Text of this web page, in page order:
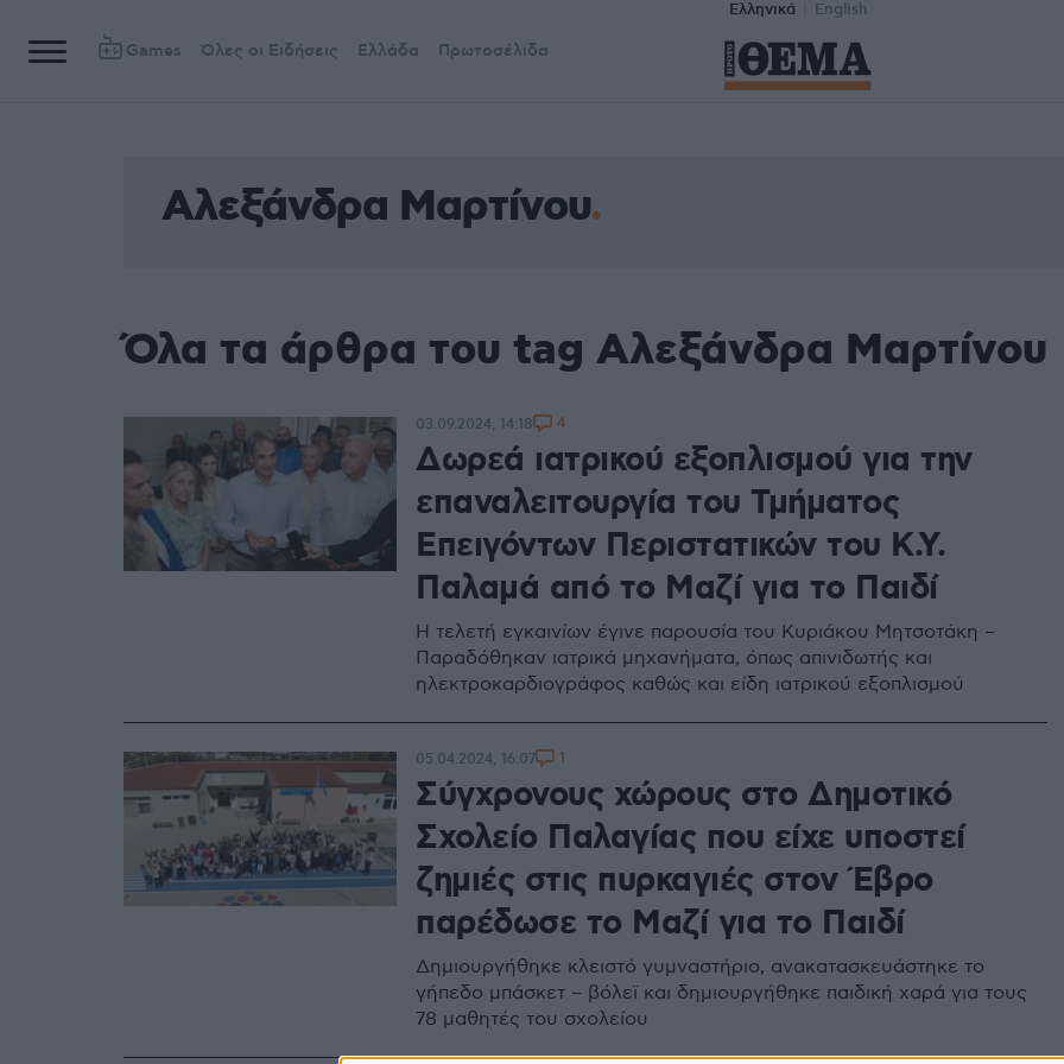
Ελληνικά English
Games Όλες οι Ειδήσεις Ελλάδα Πρωτοσέλιδα
Αλεξάνδρα Μαρτίνου
Όλα τα άρθρα του tag Αλεξάνδρα Μαρτίνου
Δωρεά ιατρικού εξοπλισμού για την
επαναλειτουργία του Τμήματος
Επειγόντων Περιστατικών του Κ.Υ.
Παλαμά από το Μαζί για το Παιδί
Η τελετή εγκαινίων έγινε παρουσία του Κυριάκου Μητσοτάκη –
Παραδόθηκαν ιατρικά μηχανήματα, όπως απινιδωτής και
ηλεκτροκαρδιογράφος καθώς και είδη ιατρικού εξοπλισμού
03.09.2024, 14:18 4
Σύγχρονους χώρους στο Δημοτικό
Σχολείο Παλαγίας που είχε υποστεί
ζημιές στις πυρκαγιές στον Έβρο
παρέδωσε το Μαζί για το Παιδί
Δημιουργήθηκε κλειστό γυμναστήριο, ανακατασκευάστηκε το
γήπεδο μπάσκετ – βόλεϊ και δημιουργήθηκε παιδική χαρά για τους
78 μαθητές του σχολείου
05.04.2024, 16:07 1